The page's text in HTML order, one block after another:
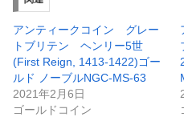
アンティークコイン グレー
トブリテン ヘンリー5世
(First Reign, 1413-1422)ゴー
ルド ノーブルNGC-MS-63
2021年2月6日
ゴールドコイン